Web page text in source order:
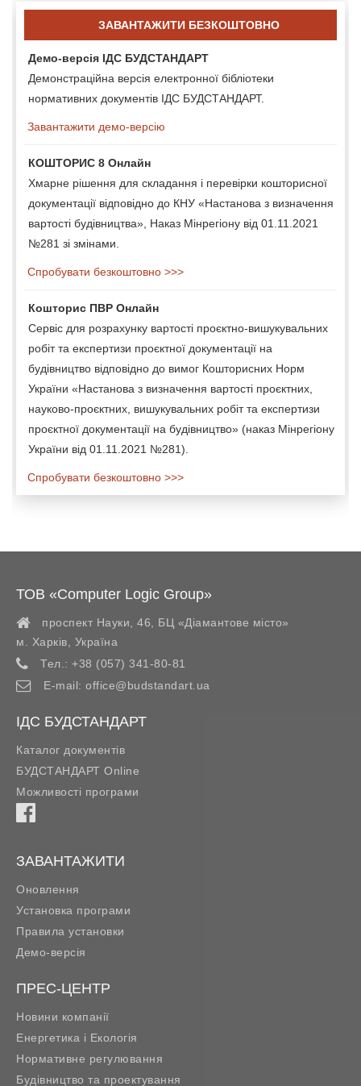
ЗАВАНТАЖИТИ БЕЗКОШТОВНО
Демо-версія ІДС БУДСТАНДАРТ
Демонстраційна версія електронної бібліотеки
нормативних документів ІДС БУДСТАНДАРТ.
Завантажити демо-версію
КОШТОРИС 8 Онлайн
Хмарне рішення для складання і перевірки кошторисної
документації відповідно до КНУ «Настанова з визначення
вартості будівництва», Наказ Мінрегіону від 01.11.2021
№281 зі змінами.
Спробувати безкоштовно >>>
Кошторис ПВР Онлайн
Сервіс для розрахунку вартості проєктно-вишукувальних
робіт та експертизи проєктної документації на
будівництво відповідно до вимог Кошторисних Норм
України «Настанова з визначення вартості проєктних,
науково-проєктних, вишукувальних робіт та експертизи
проєктної документації на будівництво» (наказ Мінрегіону
України від 01.11.2021 №281).
Спробувати безкоштовно >>>
ТОВ «Computer Logic Group»
проспект Науки, 46, БЦ «Діамантове місто»
м. Харків
Україна
Тел.: +38 (057) 341-80-81
E-mail: office@budstandart.ua
ІДС БУДСТАНДАРТ
Каталог документів
БУДСТАНДАРТ Online
Можливості програми
ЗАВАНТАЖИТИ
Оновлення
Установка програми
Правила установки
Демо-версія
ПРЕС-ЦЕНТР
Новини компанії
Енергетика і Екологія
Нормативне регулювання
Будівництво та проектування